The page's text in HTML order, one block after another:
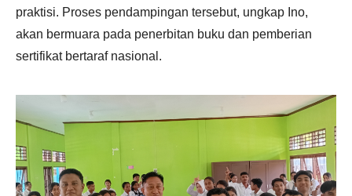
praktisi. Proses pendampingan tersebut, ungkap Ino,
akan bermuara pada penerbitan buku dan pemberian
sertifikat bertaraf nasional.